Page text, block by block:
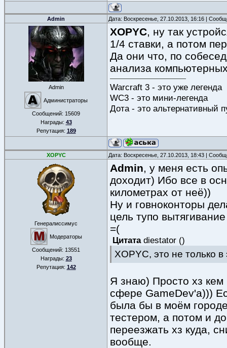
Admin Дата: Воскресенье, 27.10.2013, 16:16 |
Admin
Администраторы
Сообщений: 15609
Награды: 43
Репутация: 189
XOPYC, ну так
1/4 ставки, а потом
Да они что, по
анализа
Warcraft 3 - это уже легенда
WC3 - это мини-легенда
Дота - это альтернативный
XOPYC Дата: Воскресенье, 27.10.2013, 18:43 |
Генералиссимус
Модераторы
Сообщений: 13551
Награды: 23
Репутация: 142
Admin, у меня есть
доходит) Ибо все в
километрах от неё))
Ну и говноконторы
цель тупо
=(
Цитата diestator ()
XOPYC, это не только
Я знаю) Просто хз кем
сфере GameDev'а)))
была бы в моём
тестером, а потом и
переезжать хз куда,
вообще.